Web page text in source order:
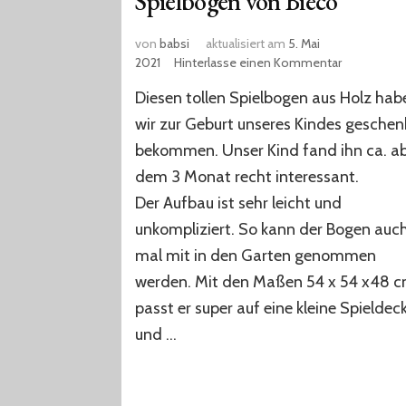
vonbabsi aktualisiert am 5. Mai
2021
Hinterlasse einen Kommentarzu
von
Bieco
Diesen tollen Spielbogen aus Holz
wir zur Geburt unseres Kindes
bekommen. Unser Kind fand ihn ca.
dem 3 Monat recht interessant.
Der Aufbau ist sehr leicht und
unkompliziert. So kann der Bogen
mal mit in den Garten genommen
werden. Mit den Maßen 54 x 54 x48
passt er super auf eine kleine
und …